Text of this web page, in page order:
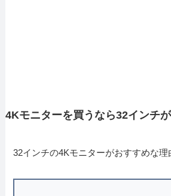
4Kモニターを買うなら32インチ
32インチの4Kモニターがおすすめな理